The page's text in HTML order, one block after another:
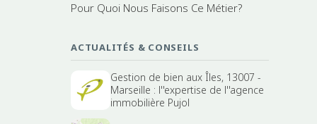
Pour Quoi Nous Faisons Ce Métier?
ACTUALITÉS & CONSEILS
Gestion de bien aux Îles, 13007 -
Marseille : l''expertise de l''agence
immobilière Pujol